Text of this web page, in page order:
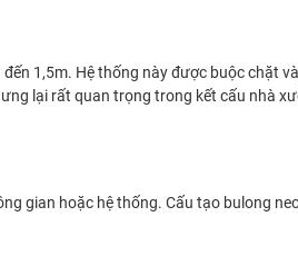
1,5m. Hệ thống này được buộc chặt
lại rất quan trọng trong kết cấu nhà
gian hoặc hệ thống. Cấu tạo bulong